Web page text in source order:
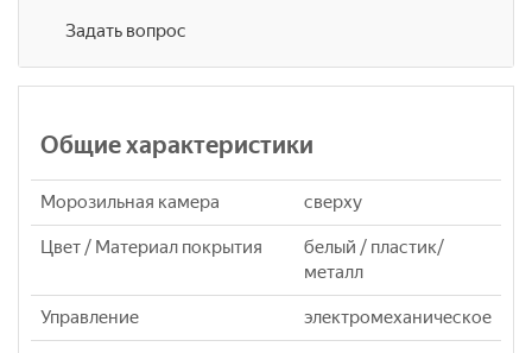
Задать вопрос
Общие характеристики
Морозильная камера сверху
Цвет / Материал покрытия
белый / пластик/
металл
Управление электромеханическое